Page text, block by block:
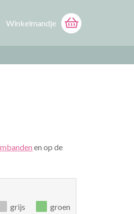
Winkelmandje
en op de
grijs
groen